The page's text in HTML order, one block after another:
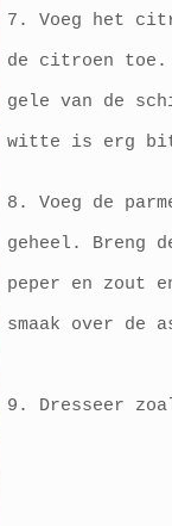
7. Voeg het
de citroen
gele van de
witte is erg
8. Voeg de
geheel. Breng
peper en zout
smaak over de
9. Dresseer